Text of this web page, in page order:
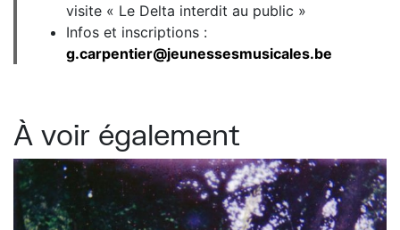
visite « Le Delta interdit au public »
Infos et inscriptions :
g.carpentier@jeunessesmusicales.be
À voir également